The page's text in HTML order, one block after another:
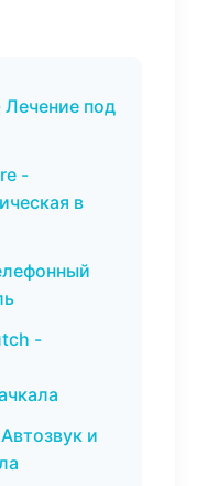
под
-
в
-
и